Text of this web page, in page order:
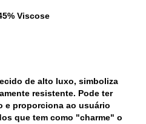
Viscose
de alto luxo, simboliza
resistente. Pode ter
e proporciona ao usuário
que tem como "charme" o